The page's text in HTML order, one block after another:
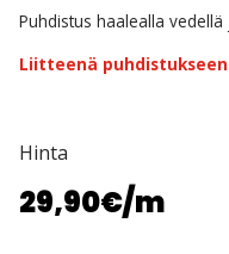
Puhdistus haalealla vedellä
Liitteenä
Hinta
29,90€/m